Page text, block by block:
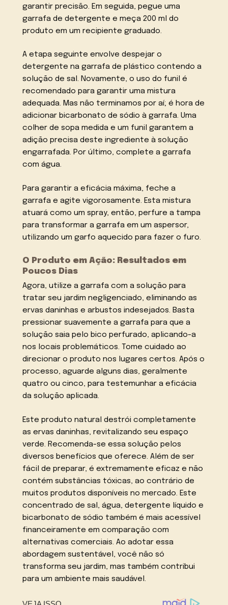
garantir precisão. Em seguida, pegue uma
garrafa de detergente e meça 200 ml do
produto em um recipiente graduado.
A etapa seguinte envolve despejar o
detergente na garrafa de plástico contendo a
solução de sal. Novamente, o uso do funil é
recomendado para garantir uma mistura
adequada. Mas não terminamos por aí; é hora de
adicionar bicarbonato de sódio à garrafa. Uma
colher de sopa medida e um funil garantem a
adição precisa deste ingrediente à solução
engarrafada. Por último, complete a garrafa
com água.
Para garantir a eficácia máxima, feche a
garrafa e agite vigorosamente. Esta mistura
atuará como um spray, então, perfure a tampa
para transformar a garrafa em um aspersor,
utilizando um garfo aquecido para fazer o furo.
O Produto em Ação: Resultados em
Poucos Dias
Agora, utilize a garrafa com a solução para
tratar seu jardim negligenciado, eliminando as
ervas daninhas e arbustos indesejados. Basta
pressionar suavemente a garrafa para que a
solução saia pelo bico perfurado, aplicando-a
nos locais problemáticos. Tome cuidado ao
direcionar o produto nos lugares certos. Após o
processo, aguarde alguns dias, geralmente
quatro ou cinco, para testemunhar a eficácia
da solução aplicada.
Este produto natural destrói completamente
as ervas daninhas, revitalizando seu espaço
verde. Recomenda-se essa solução pelos
diversos benefícios que oferece. Além de ser
fácil de preparar, é extremamente eficaz e não
contém substâncias tóxicas, ao contrário de
muitos produtos disponíveis no mercado. Este
concentrado de sal, água, detergente líquido e
bicarbonato de sódio também é mais acessível
financeiramente em comparação com
alternativas comerciais. Ao adotar essa
abordagem sustentável, você não só
transforma seu jardim, mas também contribui
para um ambiente mais saudável.